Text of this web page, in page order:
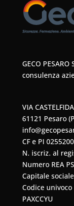
GECO
consulenza
VIA
61121 Pesaro
CF e PI
N. iscriz. al
Numero REA
Capitale
Codice
PAXCCYU